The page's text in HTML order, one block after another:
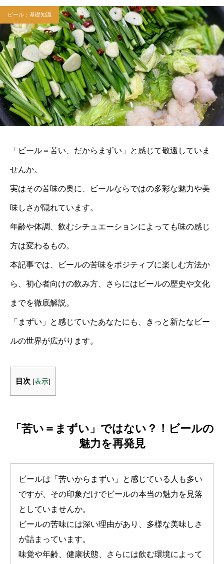
ビール：基礎知識
「ビール＝苦い、だからまずい」と感じて敬遠していま
せんか。
実はその苦味の奥に、ビールならではの多彩な魅力や美
味しさが隠れています。
年齢や体調、飲むシチュエーションによっても味の感じ
方は変わるもの。
本記事では、ビールの苦味をポジティブに楽しむ方法か
ら、初心者向けの飲み方、さらにはビールの歴史や文化
までを徹底解説。
「まずい」と感じていたあなたにも、きっと新たなビー
ルの世界が広がります。
目次 [表示]
「苦い＝まずい」ではない？！ビールの
魅力を再発見
ビールは「苦いからまずい」と感じている人も多い
ですが、その印象だけでビールの本当の魅力を見落
としていませんか。
ビールの苦味には深い理由があり、多様な美味しさ
が詰まっています。
味覚や年齢、健康状態、さらには飲む環境によって